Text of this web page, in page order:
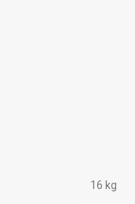
16 kg